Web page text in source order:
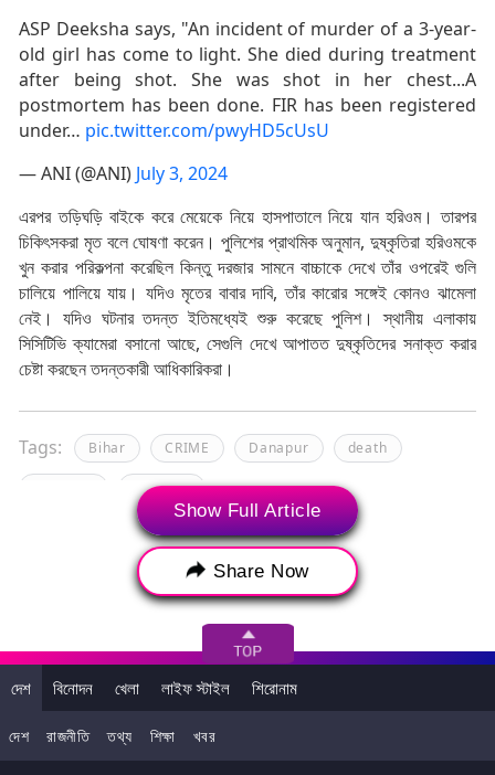
ASP Deeksha says, "An incident of murder of a 3-year-
old girl has come to light. She died during treatment
after being shot. She was shot in her chest...A
postmortem has been done. FIR has been registered
under… pic.twitter.com/pwyHD5cUsU
— ANI (@ANI) July 3, 2024
এরপর তড়িঘড়ি বাইকে করে মেয়েকে নিয়ে হাসপাতালে নিয়ে যান হরিওম। তারপর
চিকিৎসকরা মৃত বলে ঘোষণা করেন। পুলিশের প্রাথমিক অনুমান, দুষ্কৃতিরা হরিওমকে
খুন করার পরিকল্পনা করেছিল কিন্তু দরজার সামনে বাচ্চাকে দেখে তাঁর ওপরেই গুলি
চালিয়ে পালিয়ে যায়। যদিও মৃতের বাবার দাবি, তাঁর কারোর সঙ্গেই কোনও ঝামেলা
নেই। যদিও ঘটনার তদন্ত ইতিমধ্যেই শুরু করেছে পুলিশ। স্থানীয় এলাকায়
সিসিটিভি ক্যামেরা বসানো আছে, সেগুলি দেখে আপাতত দুষ্কৃতিদের সনাক্ত করার
চেষ্টা করছেন তদন্তকারী আধিকারিকরা।
Tags: Bihar CRIME Danapur death
Gunshot
Show Full Article
Share Now
দেশ বিনোদন খেলা লাইফ স্টাইল শিরোনাম
দেশ রাজনীতি তথ্য শিক্ষা খবর